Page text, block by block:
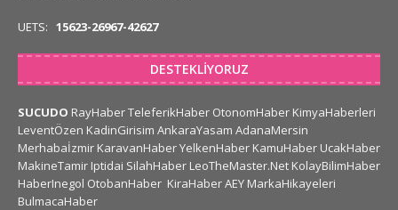
UETS: 15623-26967-42627
DESTEKLIYORUZ
SUCUDO RayHaberTeleferikHaber OtonomHaber KimyaHaberleri
LeventÖzen KadinGirisim AnkaraYasam AdanaMersin
Merhabaİzmir KaravanHaberYelkenHaber KamuHaber UcakHaber
MakineTamir Iptidai SilahHaber LeoTheMaster.Net KolayBilimHaber
HaberInegol OtobanHaber KiraHaberAEY MarkaHikayeleri
BulmacaHaber